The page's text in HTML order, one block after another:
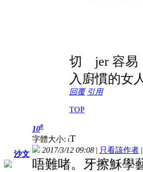
切 jer 容
入廚慣的女
回覆 引用
TOP
沙文
10#
字體大小: tT
2017/3/12 09:08 | 只看該作者 |
唔難啫。牙擦穌學